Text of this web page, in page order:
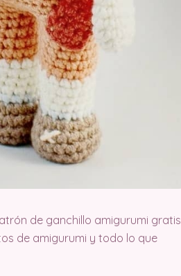
de ganchillo amigurumi gratis
de amigurumi y todo lo que